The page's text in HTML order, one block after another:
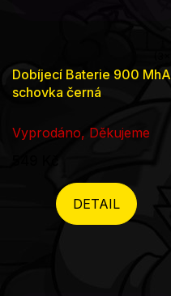
Průměrné
hodnocení
je
hvězdiček.
Dobíjecí Baterie 900
schovka černá
Vyprodáno, Děkujeme
DETAIL